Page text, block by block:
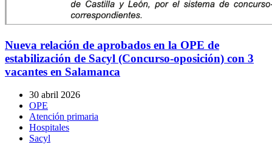
Nueva relación de aprobados en la OPE de
estabilización de Sacyl (Concurso-oposición) con 3
vacantes en Salamanca
30 abril 2026
OPE
Atención primaria
Hospitales
Sacyl